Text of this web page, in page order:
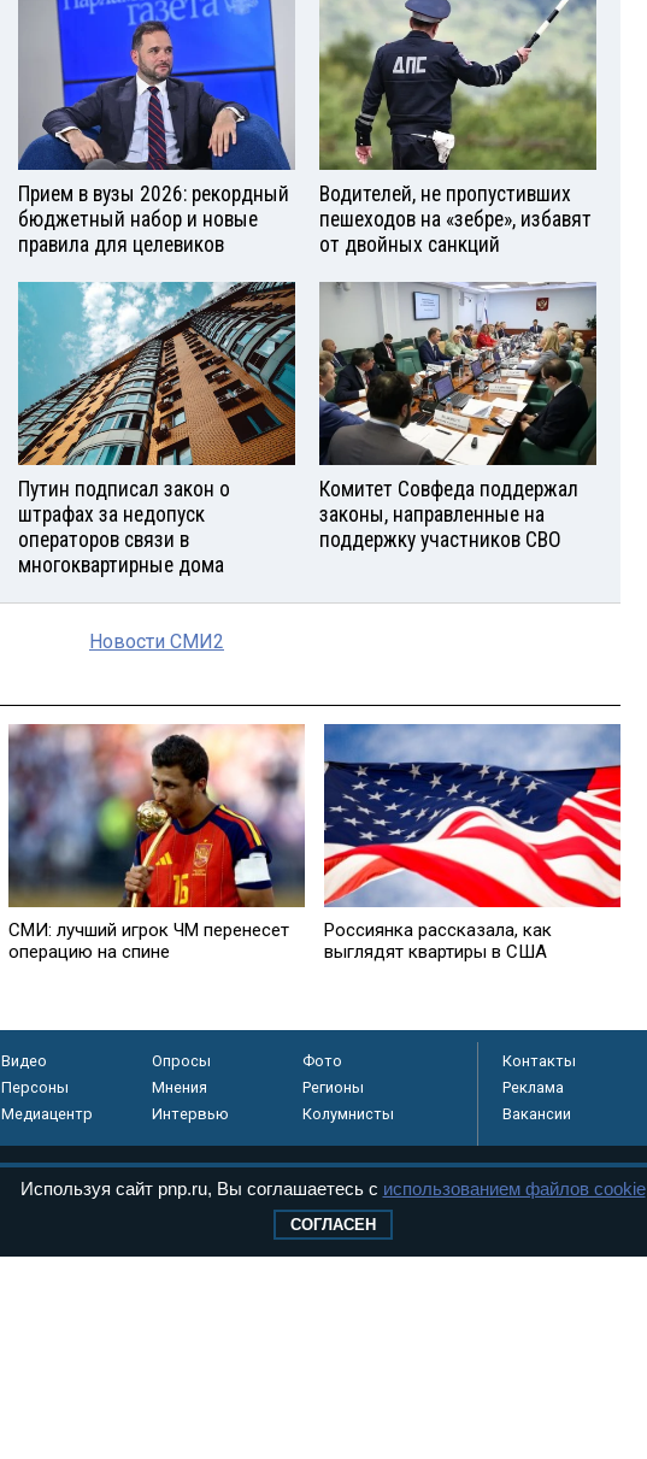
Прием в вузы 2026: рекордный
бюджетный набор и новые
правила для целевиков
Водителей, не пропустивших
пешеходов на «зебре», избавят
от двойных санкций
Путин подписал закон о
штрафах за недопуск
операторов связи в
многоквартирные дома
Комитет Совфеда поддержал
законы, направленные на
поддержку участников СВО
Новости СМИ2
СМИ: лучший игрок ЧМ перенесет
операцию на спине
Россиянка рассказала, как
выглядят квартиры в США
Видео Опросы
Фото
Персоны
Мнения
Регионы
Медиацентр
Интервью Колумнисты
Контакты
Реклама
Вакансии
Используя сайт pnp.ru, Вы соглашаетесь с использованием файлов cookie
СОГЛАСЕН